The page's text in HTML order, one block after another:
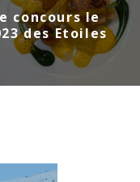
concours le
des Etoiles